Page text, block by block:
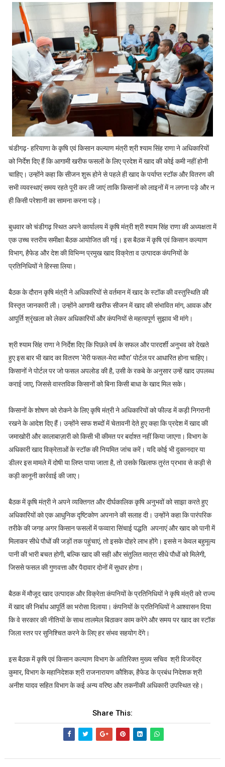
चंडीगढ़- हरियाणा के कृषि एवं किसान कल्याण मंत्री श्री श्याम सिंह राणा ने अधिकारियों
को निर्देश दिए हैं कि आगामी खरीफ फसलों के लिए प्रदेश में खाद की कोई कमी नहीं होनी
चाहिए। उन्होंने कहा कि सीजन शुरू होने से पहले ही खाद के पर्याप्त स्टॉक और वितरण की
सभी व्यवस्थाएं समय रहते पूरी कर ली जाएं ताकि किसानों को लाइनों में न लगना पड़े और न
ही किसी परेशानी का सामना करना पड़े।
बुधवार को चंडीगढ़ स्थित अपने कार्यालय में कृषि मंत्री श्री श्याम सिंह राणा की अध्यक्षता में
एक उच्च स्तरीय समीक्षा बैठक आयोजित की गई। इस बैठक में कृषि एवं किसान कल्याण
विभाग, हैफेड और देश की विभिन्न प्रमुख खाद विक्रेता व उत्पादक कंपनियों के
प्रतिनिधियों ने हिस्सा लिया।
बैठक के दौरान कृषि मंत्री ने अधिकारियों से वर्तमान में खाद के स्टॉक की वस्तुस्थिति की
विस्तृत जानकारी ली। उन्होंने आगामी खरीफ सीजन में खाद की संभावित मांग, आवक और
आपूर्ति श्रृंखला को लेकर अधिकारियों और कंपनियों से महत्वपूर्ण सुझाव भी मांगे।
श्री श्याम सिंह राणा ने निर्देश दिए कि पिछले वर्ष के सफल और पारदर्शी अनुभव को देखते
हुए इस बार भी खाद का वितरण 'मेरी फसल-मेरा ब्यौरा' पोर्टल पर आधारित होना चाहिए।
किसानों ने पोर्टल पर जो फसल अपलोड की है, उसी के रकबे के अनुसार उन्हें खाद उपलब्ध
कराई जाए, जिससे वास्तविक किसानों को बिना किसी बाधा के खाद मिल सके।
किसानों के शोषण को रोकने के लिए कृषि मंत्री ने अधिकारियों को फील्ड में कड़ी निगरानी
रखने के आदेश दिए हैं। उन्होंने साफ शब्दों में चेतावनी देते हुए कहा कि प्रदेश में खाद की
जमाखोरी और कालाबाज़ारी को किसी भी कीमत पर बर्दाश्त नहीं किया जाएगा। विभाग के
अधिकारी खाद विक्रेताओं के स्टॉक की नियमित जांच करें। यदि कोई भी दुकानदार या
डीलर इस मामले में दोषी या लिप्त पाया जाता है, तो उसके खिलाफ तुरंत प्रभाव से कड़ी से
कड़ी कानूनी कार्रवाई की जाए।
बैठक में कृषि मंत्री ने अपने व्यक्तिगत और दीर्घकालिक कृषि अनुभवों को साझा करते हुए
अधिकारियों को एक आधुनिक दृष्टिकोण अपनाने की सलाह दी। उन्होंने कहा कि पारंपरिक
तरीके की जगह अगर किसान फसलों में फव्वारा सिंचाई पद्धति अपनाएं और खाद को पानी में
मिलाकर सीधे पौधों की जड़ों तक पहुंचाएं, तो इसके दोहरे लाभ होंगे। इससे न केवल बहुमूल्य
पानी की भारी बचत होगी, बल्कि खाद की सही और संतुलित मात्रा सीधे पौधों को मिलेगी,
जिससे फसल की गुणवत्ता और पैदावार दोनों में सुधार होगा।
बैठक में मौजूद खाद उत्पादक और विक्रेता कंपनियों के प्रतिनिधियों ने कृषि मंत्री को राज्य
में खाद की निर्बाध आपूर्ति का भरोसा दिलाया। कंपनियों के प्रतिनिधियों ने आश्वासन दिया
कि वे सरकार की नीतियों के साथ तालमेल बिठाकर काम करेंगे और समय पर खाद का स्टॉक
जिला स्तर पर सुनिश्चित करने के लिए हर संभव सहयोग देंगे।
इस बैठक में कृषि एवं किसान कल्याण विभाग के अतिरिक्त मुख्य सचिव श्री विजयेंद्र
कुमार, विभाग के महानिदेशक श्री राजनारायण कौशिक, हैफेड के प्रबंध निदेशक श्री
अनीश यादव सहित विभाग के कई अन्य वरिष्ठ और तकनीकी अधिकारी उपस्थित रहे।
Share This: